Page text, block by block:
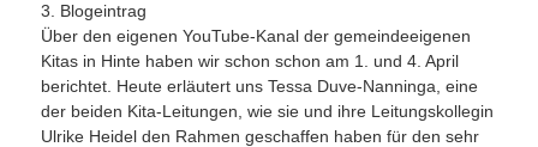
3. Blogeintrag
Über den eigenen YouTube-Kanal der gemeindeeigenen
Kitas in Hinte haben wir schon schon am 1. und 4. April
berichtet. Heute erläutert uns Tessa Duve-Nanninga, eine
der beiden Kita-Leitungen, wie sie und ihre Leitungskollegin
Ulrike Heidel den Rahmen geschaffen haben für den sehr